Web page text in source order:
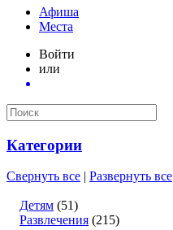
Афиша
Места
Войти
или
Категории
Свернуть все | Развернуть все
Детям (51)
Развлечения (215)